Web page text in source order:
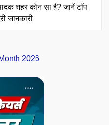
शहर कौन सा है? जानें टॉप
जानकारी